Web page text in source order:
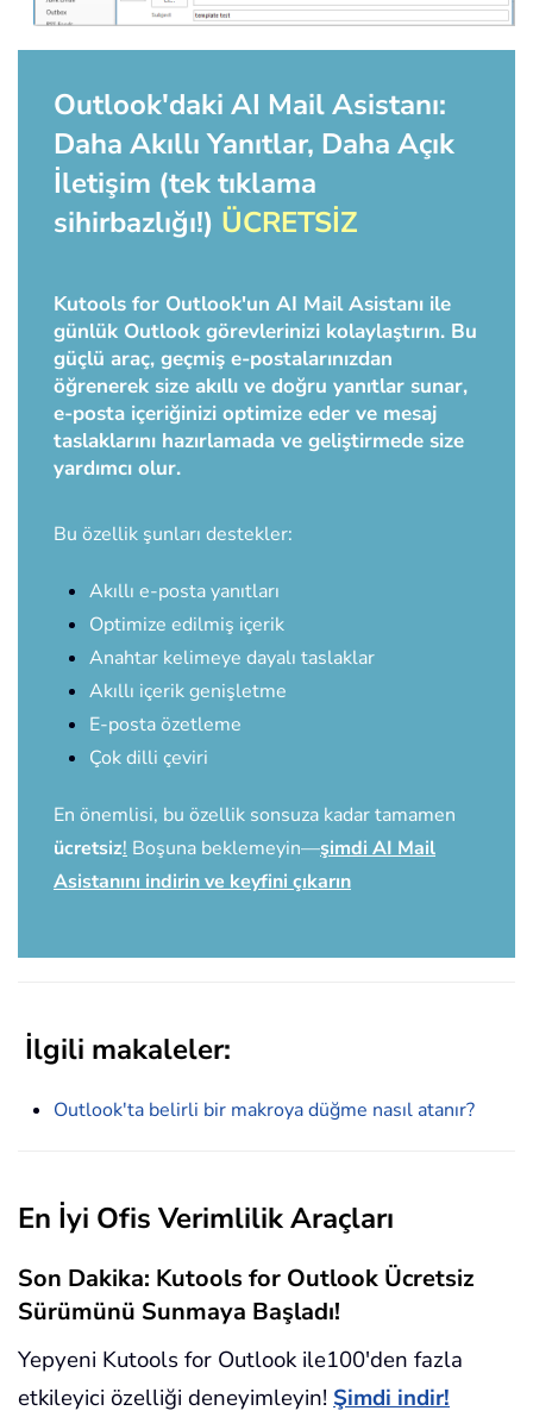
Outlook'daki AI Mail Asistanı:
Daha Akıllı Yanıtlar, Daha Açık
İletişim (tek tıklama
sihirbazlığı!) ÜCRETSİZ
Kutools for Outlook'un AI Mail Asistanı ile
günlük Outlook görevlerinizi kolaylaştırın. Bu
güçlü araç, geçmiş e-postalarınızdan
öğrenerek size akıllı ve doğru yanıtlar sunar,
e-posta içeriğinizi optimize eder ve mesaj
taslaklarını hazırlamada ve geliştirmede size
yardımcı olur.
Bu özellik şunları destekler:
Akıllı e-posta yanıtları
Optimize edilmiş içerik
Anahtar kelimeye dayalı taslaklar
Akıllı içerik genişletme
E-posta özetleme
Çok dilli çeviri
En önemlisi, bu özellik sonsuza kadar tamamen
ücretsiz! Boşuna beklemeyin—şimdi AI Mail
Asistanını indirin ve keyfini çıkarın
İlgili makaleler:
Outlook'ta belirli bir makroya düğme nasıl atanır?
En İyi Ofis Verimlilik Araçları
Son Dakika: Kutools for Outlook Ücretsiz
Sürümünü Sunmaya Başladı!
Yepyeni Kutools for Outlook ile100'den fazla
etkileyici özelliği deneyimleyin! Şimdi indir!